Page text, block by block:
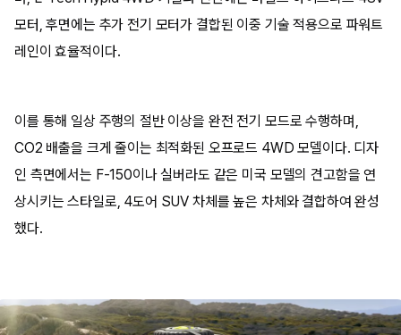
모터, 후면에는 추가 전기 모터가 결합된 이중 기술 적용으로 파워트
레인이 효율적이다.
이를 통해 일상 주행의 절반 이상을 완전 전기 모드로 수행하며,
CO2 배출을 크게 줄이는 최적화된 오프로드 4WD 모델이다. 디자
인 측면에서는 F-150이나 실버라도 같은 미국 모델의 견고함을 연
상시키는 스타일로, 4도어 SUV 차체를 높은 차체와 결합하여 완성
했다.